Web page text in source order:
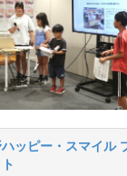
ッピー・スマイル